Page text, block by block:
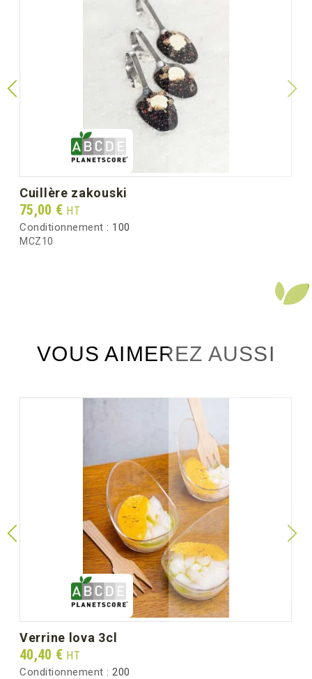
cuillère zakouski
Prix
75,00 € HT
Conditionnement : 100
MCZ10
VOUS AIMEREZ AUSSI
verrine lova 3cl
Prix
40,40 € HT
Conditionnement : 200